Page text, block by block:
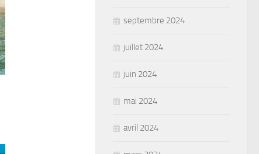
septembre 2024
juillet 2024
juin 2024
mai 2024
avril 2024